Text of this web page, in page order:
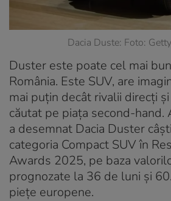
Dacia Duste: Foto:
Duster este poate cel mai
România. Este SUV, are
mai puțin decât rivalii direcți
căutat pe piața second-hand.
a desemnat Dacia Duster
categoria Compact SUV în
Awards 2025, pe baza
prognozate la 36 de luni și
piețe europene.